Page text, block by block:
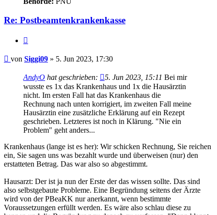
Re: Postbeamtenkrankenkasse
Beitrag
von Siggi09 » 5. Jun 2023, 17:30
AndyO hat geschrieben: 5. Jun 2023, 15:11 Bei mir
wusste es 1x das Krankenhaus und 1x die Hausärztin
nicht. Im ersten Fall hat das Krankenhaus die
Rechnung nach unten korrigiert, im zweiten Fall meine
Hausärztin eine zusätzliche Erklärung auf ein Rezept
geschrieben. Letzteres ist noch in Klärung. "Nie ein
Problem" geht anders...
Krankenhaus (lange ist es her): Wir schicken Rechnung, Sie reichen
ein, Sie sagen uns was bezahlt wurde und überweisen (nur) den
erstatteten Betrag. Das war also so abgestimmt.
Hausarzt: Der ist ja nun der Erste der das wissen sollte. Das sind
also selbstgebaute Probleme. Eine Begründung seitens der Ärzte
wird von der PBeaKK nur anerkannt, wenn bestimmte
Voraussetzungen erfüllt werden. Es wäre also schlau diese zu